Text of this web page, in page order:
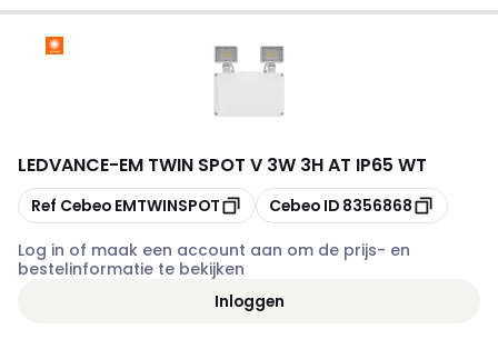
LEDVANCE-EM TWIN SPOT V 3W 3H AT IP65 WT
Kopiëren
Ref Cebeo EMTWINSPOT Kopiëren
Cebeo ID 8356868
Log in of maak een account aan om de prijs- en
bestelinformatie te bekijken
Inloggen